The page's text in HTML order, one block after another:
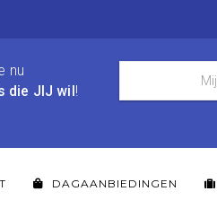
nu
die JIJ wil !
DAGAANBIEDINGEN